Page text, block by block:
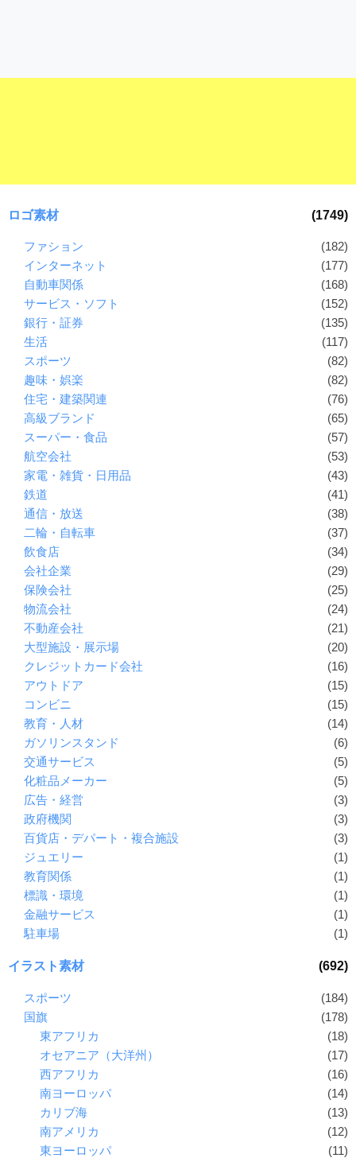
ロゴ素材 (1749)
ファション
(182)
インターネット
(177)
自動車関係
(168)
サービス・ソフト
(152)
銀行・証券
(135)
生活
(117)
スポーツ
(82)
趣味・娯楽
(82)
住宅・建築関連
(76)
高級ブランド
(65)
スーパー・食品
(57)
航空会社
(53)
家電・雑貨・日用品
(43)
鉄道
(41)
通信・放送
(38)
二輪・自転車
(37)
飲食店
(34)
会社企業
(29)
保険会社
(25)
物流会社
(24)
不動産会社
(21)
大型施設・展示場
(20)
クレジットカード会社
(16)
アウトドア
(15)
コンビニ
(15)
教育・人材
(14)
ガソリンスタンド
(6)
交通サービス
(5)
化粧品メーカー
(5)
広告・経営
(3)
政府機関
(3)
百貨店・デパート・複合施設
(3)
ジュエリー
(1)
教育関係
(1)
標識・環境
(1)
金融サービス
(1)
駐車場
(1)
イラスト素材 (692)
スポーツ
(184)
国旗
(178)
東アフリカ
(18)
オセアニア（大洋州）
(17)
西アフリカ
(16)
南ヨーロッパ
(14)
カリブ海
(13)
南アメリカ
(12)
東ヨーロッパ
(11)